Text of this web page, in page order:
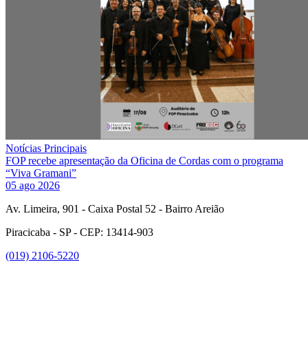
Notícias Principais
FOP recebe apresentação da Oficina de Cordas com o programa
“Viva Gramani”
05 ago 2026
Av. Limeira, 901 - Caixa Postal 52 - Bairro Areião
Piracicaba - SP - CEP: 13414-903
(019) 2106-5220